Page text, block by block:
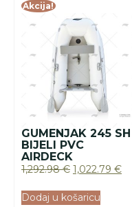
Akcija!
GUMENJAK 245 SH
BIJELI PVC
AIRDECK
1,292.98€ 1,022.79 €
Dodaj u košaricu